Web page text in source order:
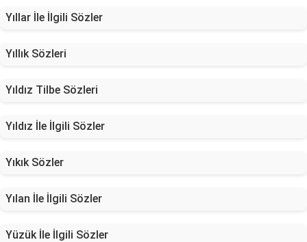
Yıllar İle İlgili Sözler
Yıllık Sözleri
Yıldız Tilbe Sözleri
Yıldız İle İlgili Sözler
Yıkık Sözler
Yılan İle İlgili Sözler
Yüzük İle İlgili Sözler